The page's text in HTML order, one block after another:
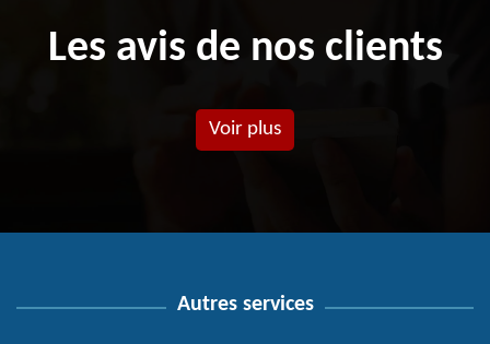
Les avis de nos clients
Voir plus
Autres services